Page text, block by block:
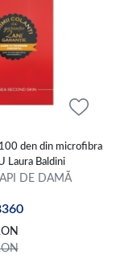
den din microfibra
Laura Baldini
DE DAMĂ